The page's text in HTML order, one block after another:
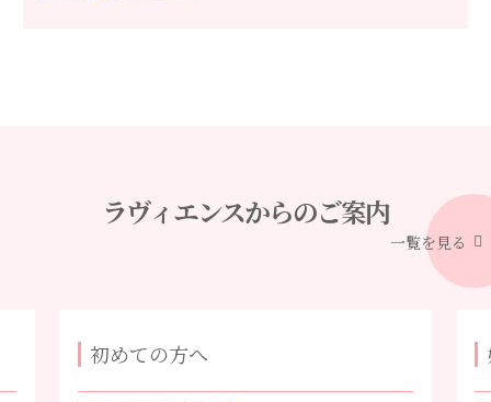
ラヴィエンスからのご案内
一覧を見る
初めての方へ